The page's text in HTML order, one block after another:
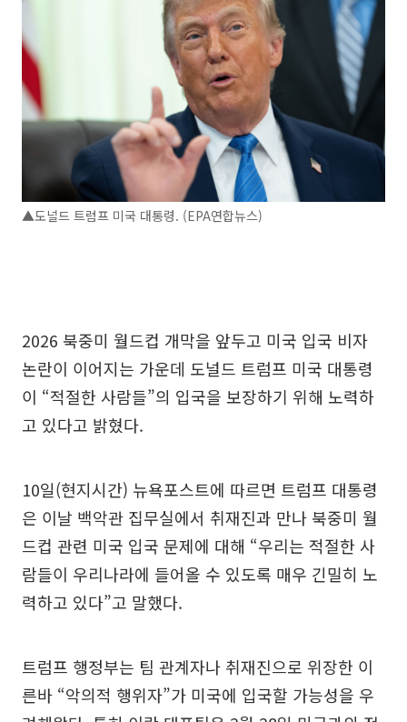
▲도널드 트럼프 미국 대통령. (EPA연합뉴스)
2026 북중미 월드컵 개막을 앞두고 미국 입국 비자
논란이 이어지는 가운데 도널드 트럼프 미국 대통령
이 “적절한 사람들”의 입국을 보장하기 위해 노력하
고 있다고 밝혔다.
10일(현지시간) 뉴욕포스트에 따르면 트럼프 대통령
은 이날 백악관 집무실에서 취재진과 만나 북중미 월
드컵 관련 미국 입국 문제에 대해 “우리는 적절한 사
람들이 우리나라에 들어올 수 있도록 매우 긴밀히 노
력하고 있다”고 말했다.
트럼프 행정부는 팀 관계자나 취재진으로 위장한 이
른바 “악의적 행위자”가 미국에 입국할 가능성을 우